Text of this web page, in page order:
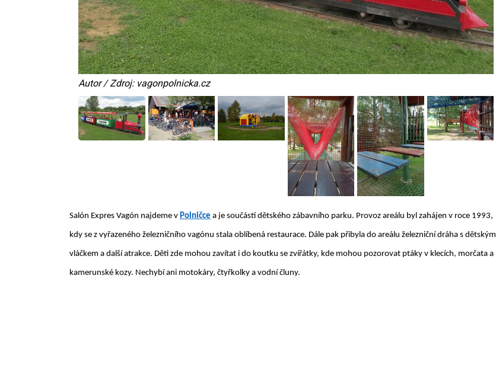
Autor / Zdroj: vagonpolnicka.cz
Salón Expres Vagón najdeme v Polničce a je součástí dětského zábavního parku. Provoz areálu byl zahájen v roce 1993,
kdy se z vyřazeného železničního vagónu stala oblíbená restaurace. Dále pak přibyla do areálu železniční dráha s dětským
vláčkem a další atrakce. Děti zde mohou zavítat i do koutku se zvířátky, kde mohou pozorovat ptáky v klecích, morčata a
kamerunské kozy. Nechybí ani motokáry, čtyřkolky a vodní čluny.